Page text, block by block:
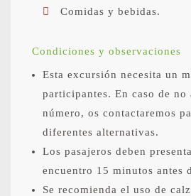
Comidas y bebidas.
Condiciones y observaciones
Esta excursión necesita un
participantes. En caso de no
número, os contactaremos
diferentes alternativas.
Los pasajeros deben
encuentro 15 minutos antes
Se recomienda el uso de